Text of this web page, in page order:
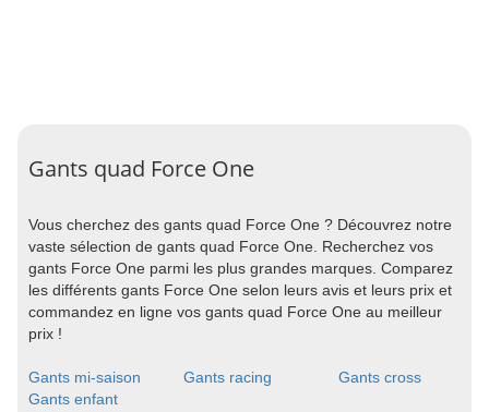
Gants quad Force One
Vous cherchez des gants quad Force One ? Découvrez notre
vaste sélection de gants quad Force One. Recherchez vos
gants Force One parmi les plus grandes marques. Comparez
les différents gants Force One selon leurs avis et leurs prix et
commandez en ligne vos gants quad Force One au meilleur
prix !
Gants mi-saison Gants racing
Gants cross
Gants enfant